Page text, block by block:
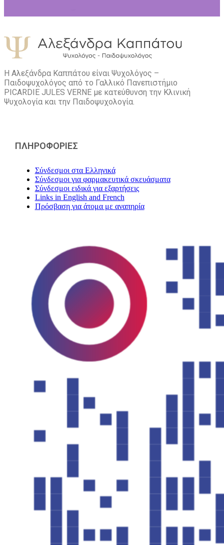
Η Αλεξάνδρα Καππάτου είναι Ψυχολόγος –
Παιδοψυχολόγος από το Γαλλικό Πανεπιστήμιο
PICARDIE JULES VERNE με κατεύθυνση την Kλινική
Ψυχολογία και την Παιδοψυχολογία.
ΠΛΗΡΟΦΟΡΙΕΣ
Σύνδεσμοι στα Ελληνικά
Σύνδεσμοι για φαρμακευτικά σκευάσματα
Σύνδεσμοι ειδικά για εξαρτήσεις
Links in English and French
Πρόσβαση για άτομα με αναπηρία